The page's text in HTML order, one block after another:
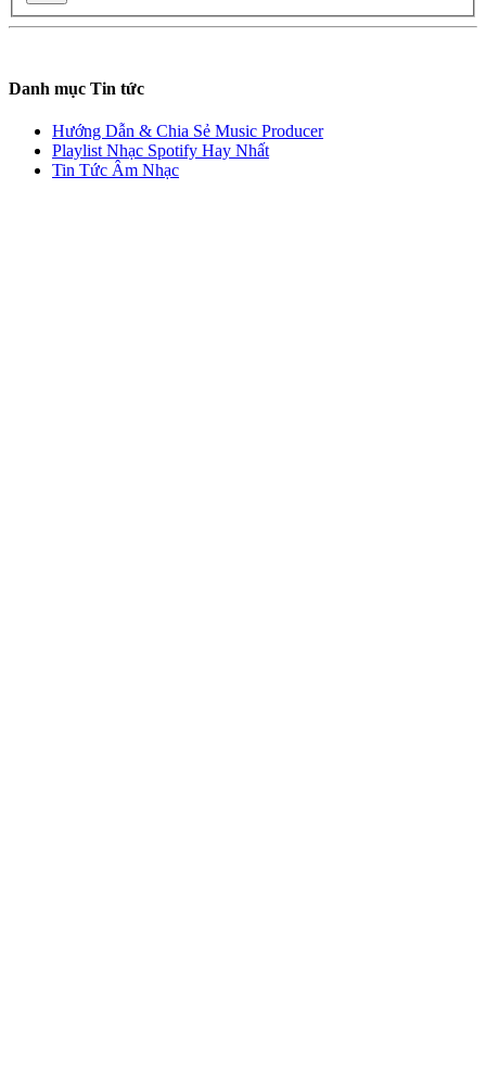
Danh mục Tin tức
Hướng Dẫn & Chia Sẻ Music Producer
Playlist Nhạc Spotify Hay Nhất
Tin Tức Âm Nhạc